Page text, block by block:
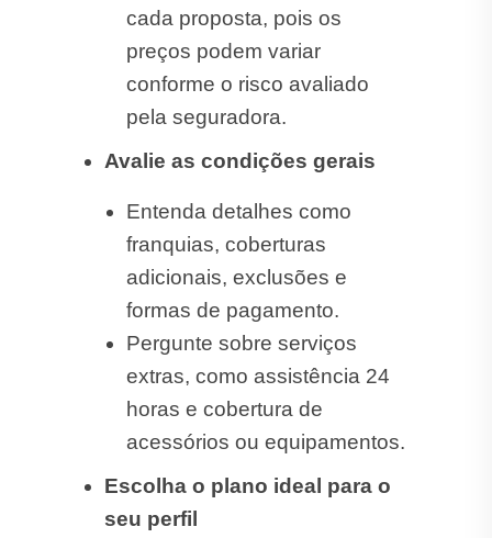
cada proposta, pois os
preços podem variar
conforme o risco avaliado
pela seguradora.
Avalie as condições gerais
Entenda detalhes como
franquias, coberturas
adicionais, exclusões e
formas de pagamento.
Pergunte sobre serviços
extras, como assistência 24
horas e cobertura de
acessórios ou equipamentos.
Escolha o plano ideal para o
seu perfil